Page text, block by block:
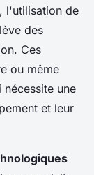
l'utilisation de
des
Ces
ou même
une
et leur